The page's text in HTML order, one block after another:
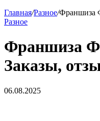
Главная/Разное/Франшиза
Разное
Франшиза
Заказы,
06.08.2025